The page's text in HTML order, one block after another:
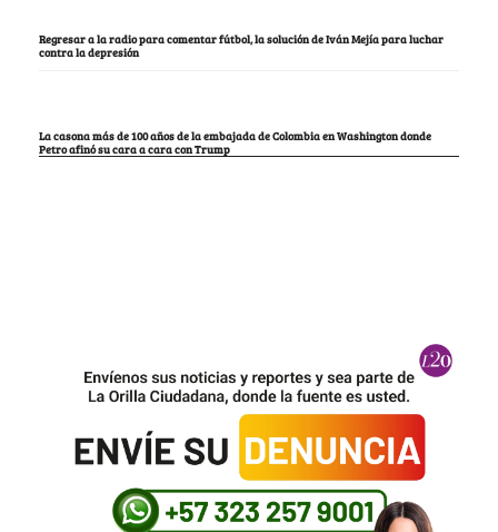
Regresar a la radio para comentar fútbol, la solución de Iván Mejía para luchar
contra la depresión
La casona más de 100 años de la embajada de Colombia en Washington donde
Petro afinó su cara a cara con Trump